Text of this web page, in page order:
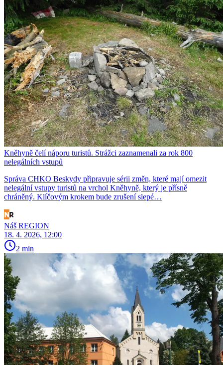
Kněhyně čelí náporu turistů. Strážci zaznamenali za rok 800
nelegálních vstupů
Správa CHKO Beskydy připravuje sérii změn, které mají omezit
nelegální vstupy turistů na vrchol Kněhyně, který je přísně
chráněný. Klíčovým krokem bude zrušení slepé…
Náš REGION
18. 4. 2026, 12:00
2 min